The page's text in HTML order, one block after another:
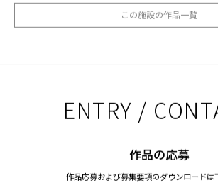
この施設の作品一覧
ENTRY /
作品の応募
作品応募および募集要項のダウンロードは